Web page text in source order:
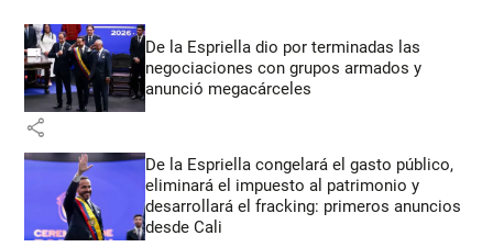
De la Espriella dio por terminadas las
negociaciones con grupos armados y
anunció megacárceles
share
De la Espriella congelará el gasto público,
eliminará el impuesto al patrimonio y
desarrollará el fracking: primeros anuncios
desde Cali